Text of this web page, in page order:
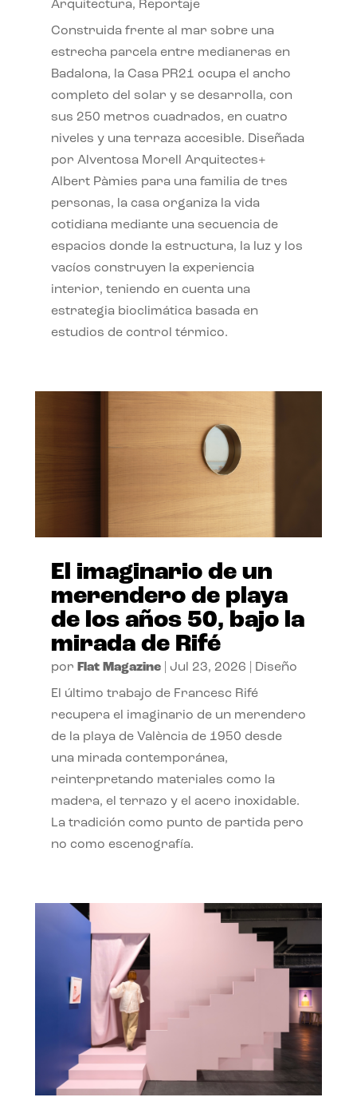
Arquitectura, Reportaje
Construida frente al mar sobre una
estrecha parcela entre medianeras en
Badalona, la Casa PR21 ocupa el ancho
completo del solar y se desarrolla, con
sus 250 metros cuadrados, en cuatro
niveles y una terraza accesible. Diseñada
por Alventosa Morell Arquitectes+
Albert Pàmies para una familia de tres
personas, la casa organiza la vida
cotidiana mediante una secuencia de
espacios donde la estructura, la luz y los
vacíos construyen la experiencia
interior, teniendo en cuenta una
estrategia bioclimática basada en
estudios de control térmico.
El imaginario de un
merendero de playa
de los años 50, bajo la
mirada de Rifé
por Flat Magazine| Jul 23, 2026 Diseño
El último trabajo de Francesc Rifé
recupera el imaginario de un merendero
de la playa de València de 1950 desde
una mirada contemporánea,
reinterpretando materiales como la
madera, el terrazo y el acero inoxidable.
La tradición como punto de partida pero
no como escenografía.